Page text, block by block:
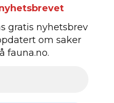
gratis nyhetsbrev
om saker
fauna.no.